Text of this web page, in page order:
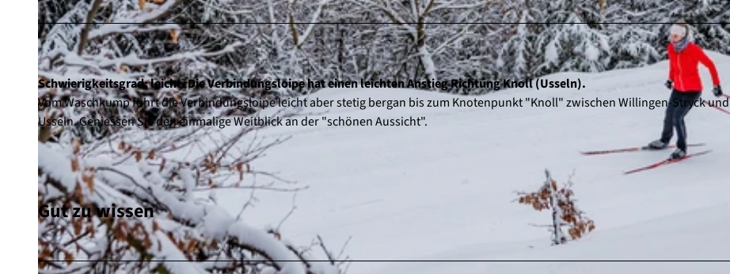
Schwierigkeitsgrad: leicht. Die Verbindungsloipe hat einen leichten Anstieg Richtung Knoll (Usseln).
Vom Waschkump führt die Verbindungsloipe leicht aber stetig bergan bis zum Knotenpunkt "Knoll" zwischen Willingen-Stryck und
Usseln. Geniessen Sie den einmalige Weitblick an der "schönen Aussicht".
Gut zu wissen